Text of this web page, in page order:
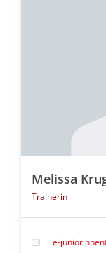
Melissa
Trainerin
e-